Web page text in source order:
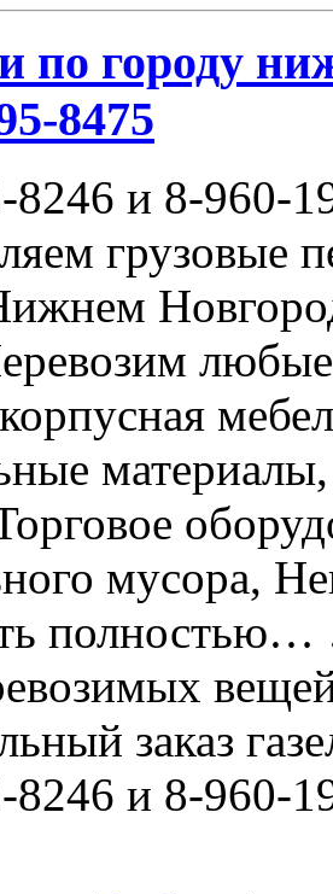
по городу
8475
8246 и 8-960-
грузовые
мусора,
полностью…
заказ
8246 и 8-960-